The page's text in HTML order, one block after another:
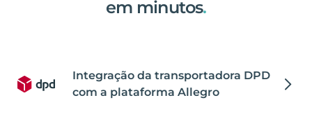
em minutos.
Integração da transportadora DPD
com a plataforma Allegro